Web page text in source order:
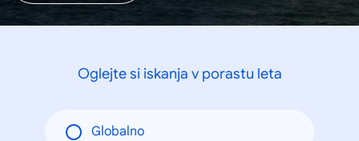
Oglejte si iskanja v porastu leta
Globalno